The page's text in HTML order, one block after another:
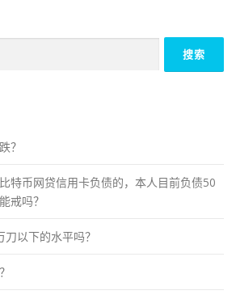
？
特币网贷信用卡负债的，本人目前负债50
戒吗？
以下的水平吗？